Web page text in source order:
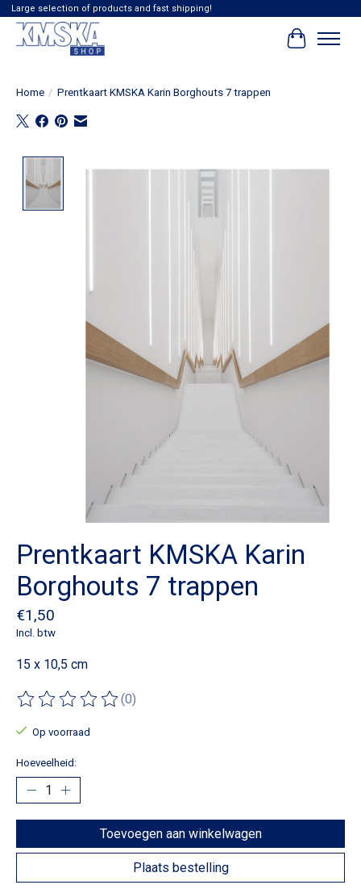
Large selection of products and fast shipping!
Home / Prentkaart KMSKA Karin Borghouts 7 trappen
Prentkaart KMSKA Karin
Borghouts 7 trappen
€1,50
Incl. btw
15 x 10,5 cm
De beoordeling van dit product is
(0)
Op voorraad
Hoeveelheid:
Toevoegen aan winkelwagen
Plaats bestelling